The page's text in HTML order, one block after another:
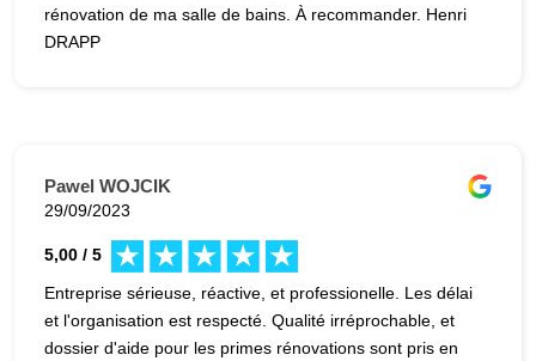
rénovation de ma salle de bains. À recommander. Henri
DRAPP
Pawel WOJCIK
29/09/2023
5,00 / 5
Entreprise sérieuse, réactive, et professionelle. Les délai
et l'organisation est respecté. Qualité irréprochable, et
dossier d'aide pour les primes rénovations sont pris en